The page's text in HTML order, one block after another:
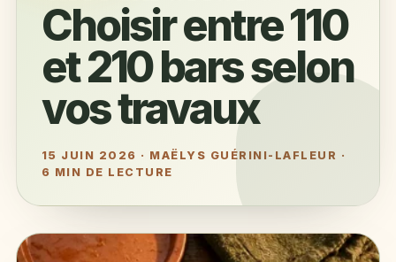
Choisir entre 110
et 210 bars selon
vos travaux
15 JUIN 2026 · MAËLYS GUÉRINI-LAFLEUR ·
6 MIN DE LECTURE